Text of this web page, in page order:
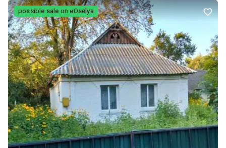
м, санвузли та невеликі веранди. Третій поверх площею 89,7 кв м
складається з двох кімнат 23,9 і 15,4 кв м та двох передпокоїв
26,2 і 19,4 кв м. Підвальний поверх загальною площею 183,4 кв м,
має сауну з басейном, кімнату для відпочинку, санвузол, сушку
для білизни, різні підсобні приміщення. Будинок обладнаний
всіма міськими комунікаціями: водопровід, каналізація,
газопровід, електрика. Ремонт 2010 року, добротний, з
екологічних матеріалів. Впорядковане подвір"я з необхідними
для присадибного господарства та побуту приміщеннями:
облаштована велика літня кухня, сарай, велика теплиця та інше.
Ділянка 13,4 сотки, квадратної форми з цегляною огорожею на
бутовому високому фундаменті. Є фруктові дерева, багато
квітів. Спокійне негамірне місце, недалеко від річки Рось,
possible sale on eOselya